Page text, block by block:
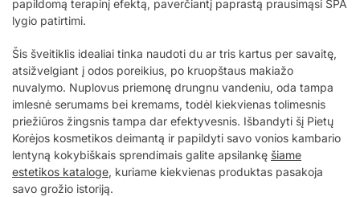
papildomą terapinį efektą, paverčiantį paprastą prausimąsi SPA
lygio patirtimi.
Šis šveitiklis idealiai tinka naudoti du ar tris kartus per savaitę,
atsižvelgiant į odos poreikius, po kruopštaus makiažo
nuvalymo. Nuplovus priemonę drungnu vandeniu, oda tampa
imlesnė serumams bei kremams, todėl kiekvienas tolimesnis
priežiūros žingsnis tampa dar efektyvesnis. Išbandyti šį Pietų
Korėjos kosmetikos deimantą ir papildyti savo vonios kambario
lentyną kokybiškais sprendimais galite apsilankę šiame
estetikos kataloge, kuriame kiekvienas produktas pasakoja
savo grožio istoriją.